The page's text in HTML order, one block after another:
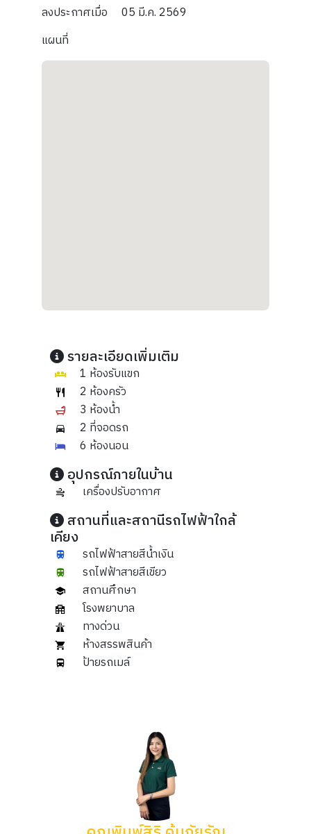
ลงประกาศเมื่อ
05 มี.ค. 2569
แผนที่
รายละเอียดเพิ่มเติม
1 ห้องรับแขก
2 ห้องครัว
3 ห้องน้ำ
2 ที่จอดรถ
6 ห้องนอน
อุปกรณ์ภายในบ้าน
เครื่องปรับอากาศ
สถานที่และสถานีรถไฟฟ้าใกล้
เคียง
รถไฟฟ้าสายสีน้ำเงิน
รถไฟฟ้าสายสีเขียว
สถานศึกษา
โรงพยาบาล
ทางด่วน
ห้างสรรพสินค้า
ป้ายรถเมล์